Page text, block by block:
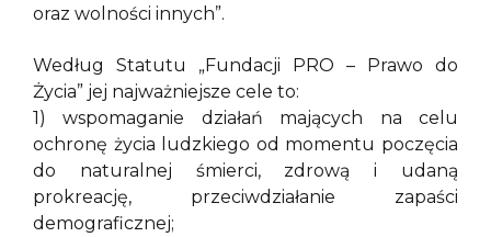
oraz wolności innych”.
Według Statutu „Fundacji PRO – Prawo do
Życia” jej najważniejsze cele to:
1) wspomaganie działań mających na celu
ochronę życia ludzkiego od momentu poczęcia
do naturalnej śmierci, zdrową i udaną
prokreację, przeciwdziałanie zapaści
demograficznej;